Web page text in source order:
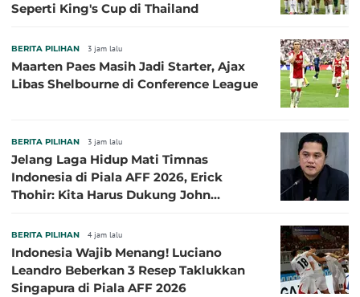
Seperti King's Cup di Thailand
BERITA PILIHAN 3 jam lalu
Maarten Paes Masih Jadi Starter, Ajax
Libas Shelbourne di Conference League
BERITA PILIHAN 3 jam lalu
Jelang Laga Hidup Mati Timnas
Indonesia di Piala AFF 2026, Erick
Thohir: Kita Harus Dukung John
BERITA PILIHAN 4 jam lalu
Indonesia Wajib Menang! Luciano
Leandro Beberkan 3 Resep Taklukkan
Singapura di Piala AFF 2026